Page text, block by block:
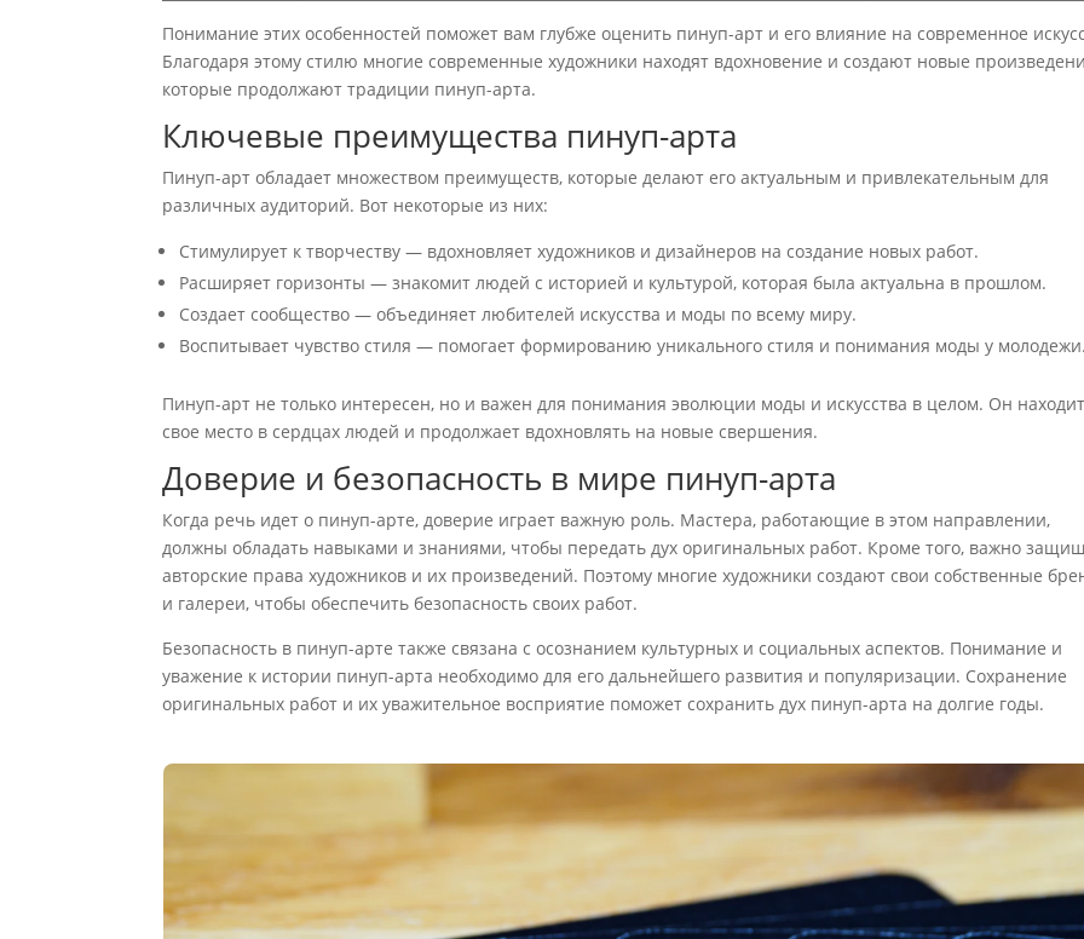
Понимание этих особенностей поможет вам глубже оценить пинуп-арт и его влияние на современное
Благодаря этому стилю многие современные художники находят вдохновение и создают новые
которые продолжают традиции пинуп-арта.
Ключевые преимущества пинуп-арта
Пинуп-арт обладает множеством преимуществ, которые делают его актуальным и привлекательным для
различных аудиторий. Вот некоторые из них:
Стимулирует к творчеству — вдохновляет художников и дизайнеров на создание новых работ.
Расширяет горизонты — знакомит людей с историей и культурой, которая была актуальна в прошлом.
Создает сообщество — объединяет любителей искусства и моды по всему миру.
Воспитывает чувство стиля — помогает формированию уникального стиля и понимания моды у молодежи.
Пинуп-арт не только интересен, но и важен для понимания эволюции моды и искусства в целом. Он находит
свое место в сердцах людей и продолжает вдохновлять на новые свершения.
Доверие и безопасность в мире пинуп-арта
Когда речь идет о пинуп-арте, доверие играет важную роль. Мастера, работающие в этом направлении,
должны обладать навыками и знаниями, чтобы передать дух оригинальных работ. Кроме того, важно
авторские права художников и их произведений. Поэтому многие художники создают свои собственные
и галереи, чтобы обеспечить безопасность своих работ.
Безопасность в пинуп-арте также связана с осознанием культурных и социальных аспектов. Понимание и
уважение к истории пинуп-арта необходимо для его дальнейшего развития и популяризации. Сохранение
оригинальных работ и их уважительное восприятие поможет сохранить дух пинуп-арта на долгие годы.